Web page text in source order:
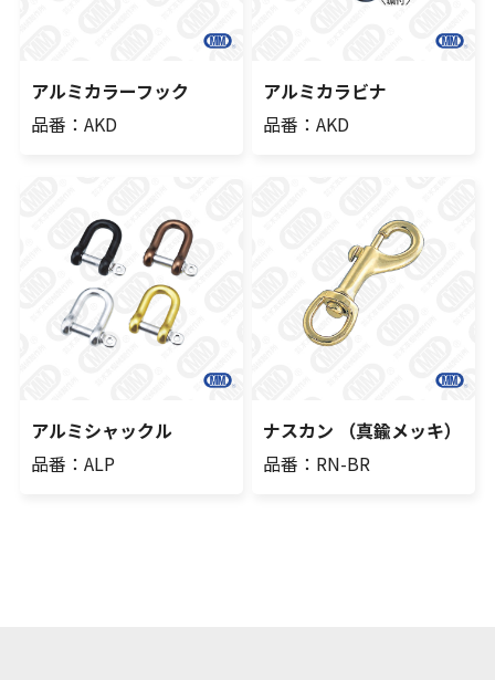
アルミカラーフック
品番：AKD
アルミカラビナ
品番：AKD
アルミシャックル
品番：ALP
ナスカン （真鍮メッキ）
品番：RN-BR